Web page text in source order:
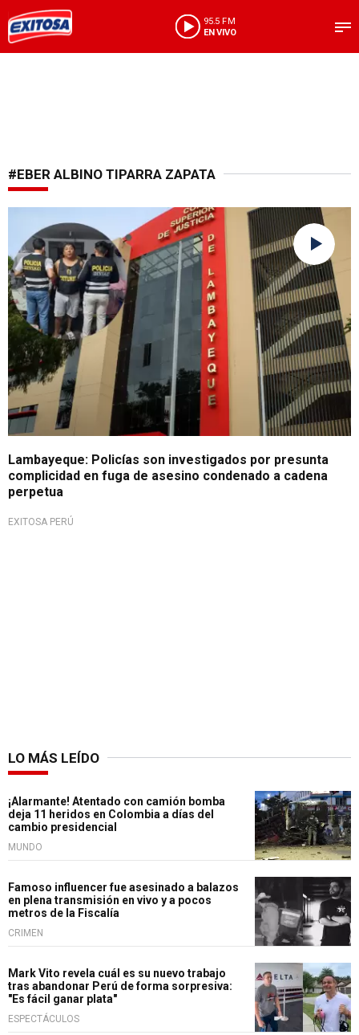
95.5 FM
EN VIVO
#EBER ALBINO TIPARRA ZAPATA
Fiscalía viene investigando el caso
Lambayeque: Policías son investigados por presunta
complicidad en fuga de asesino condenado a cadena
perpetua
EXITOSA PERÚ
LO MÁS LEÍDO
¡Alarmante! Atentado con camión bomba
deja 11 heridos en Colombia a días del
cambio presidencial
MUNDO
Famoso influencer fue asesinado a balazos
en plena transmisión en vivo y a pocos
metros de la Fiscalía
CRIMEN
Mark Vito revela cuál es su nuevo trabajo
tras abandonar Perú de forma sorpresiva:
"Es fácil ganar plata"
ESPECTÁCULOS